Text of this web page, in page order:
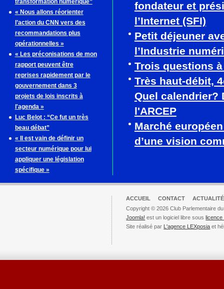
transformation numérique”
« Nous allons réorienter
l’action du CNN vers des
recommandations plus
opérationnelles »
« Les préconisations de mon
rapport peuvent être
reprises rapidement par le
gouvernement dans 3
projets de lois inscrits à
l'agenda »
Luc Belot : “Ce fut un très
beau débat”
« Il est vain de définir un
secteur numérique pour lui
appliquer une législation
spécifique »
fondateur et
l’Internet (SFI)
Petit déjeuner
l’Industrie
Trois questions
Très haut-débit,
Quel calendrier?
l'ARCEP
Marché
d’une vision
ACCUEIL CONTACT
Copyright © 2026 Club Parlementaire
Joomla! est un logiciel libre souslicence
Site réalisé par L'agence LEXposia et